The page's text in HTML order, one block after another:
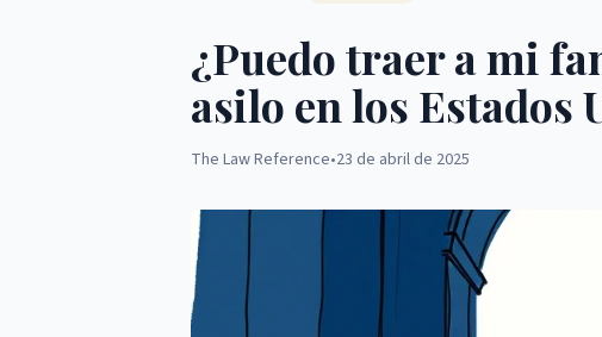
¿Puedo traer a mi
asilo en los Estados
The Law Reference•23 de abril de 2025